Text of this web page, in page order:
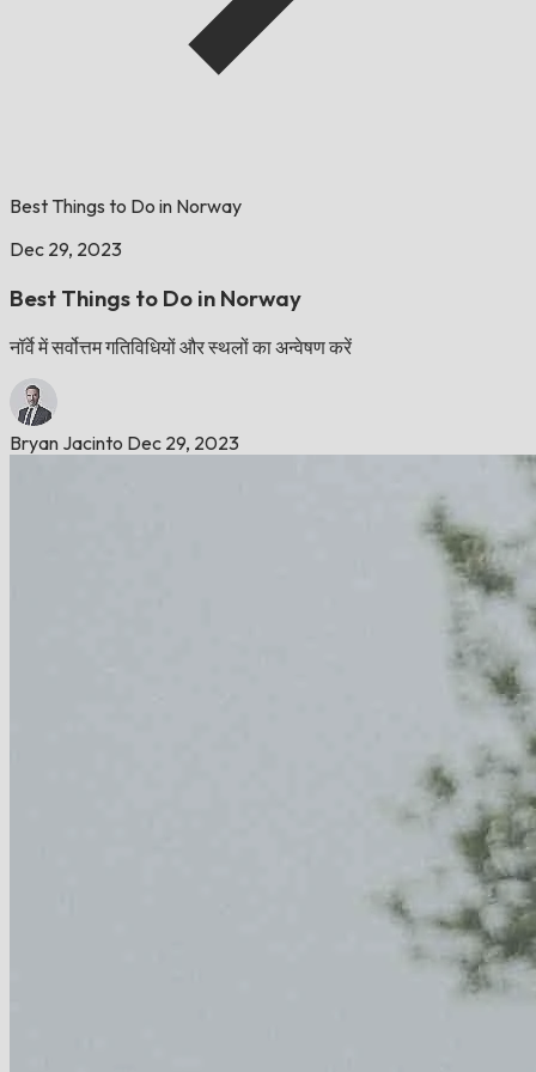
Best Things to Do in Norway
Dec 29, 2023
Best Things to Do in Norway
नॉर्वे में सर्वोत्तम गतिविधियों और स्थलों का अन्वेषण करें
Bryan Jacinto Dec 29, 2023